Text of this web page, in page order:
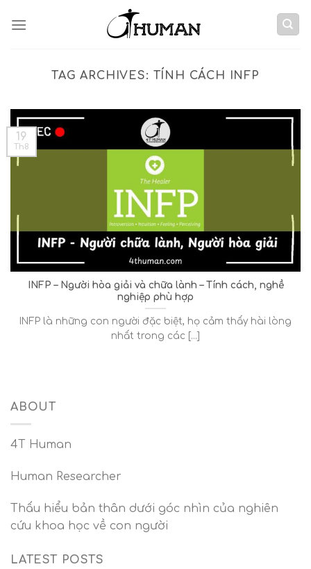
TAG ARCHIVES: TÍNH CÁCH INFP
INFP – Người hòa giải và chữa lành – Tính cách, nghề
nghiệp phù hợp
INFP là những con người đặc biệt, họ cảm thấy hài lòng
nhất trong các [...]
19
Th8
ABOUT
4T Human
Human Researcher
Thấu hiểu bản thân dưới góc nhìn của nghiên
cứu khoa học về con người
LATEST POSTS